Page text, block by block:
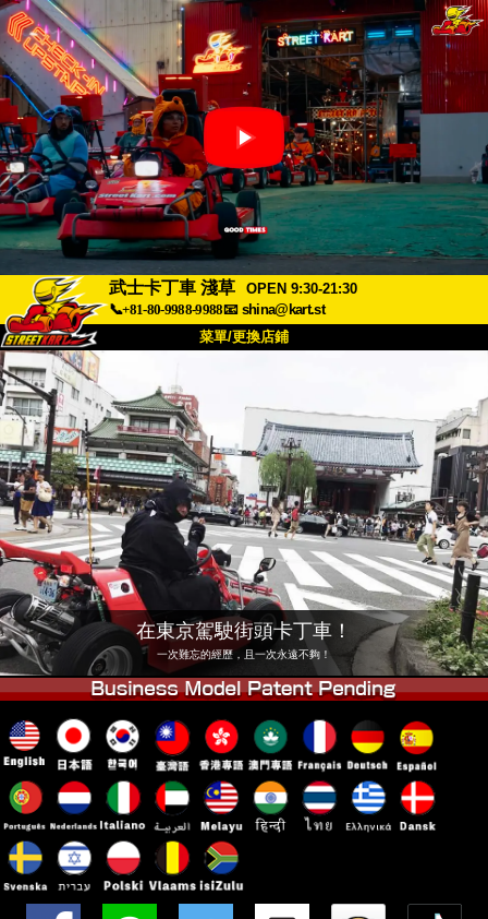
武士卡丁車 淺草
OPEN 9:30-21:30
📞+81-80-9988-9988📧 shina@kart.st
菜單/更換店鋪
關於我們 價格
交通資訊 顧客評價 常見問題
公司 預訂
更換店鋪
東京 品川 #1 東京 秋葉原 #1
東京 秋葉原 #2 東京 澀谷
東京 澀谷分店 東京灣
東京 淺草 大阪
在東京駕駛街頭卡丁車！
一次難忘的經歷，且一次永遠不夠！